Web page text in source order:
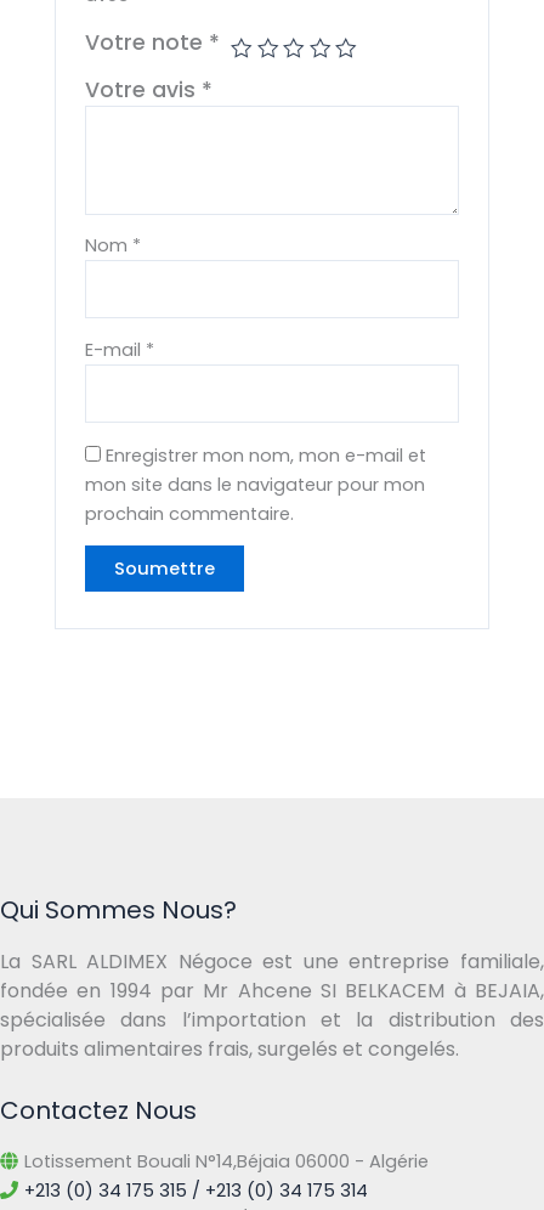
Votre note *
Votre avis *
Nom *
E-mail *
Enregistrer mon nom, mon e-mail et
mon site dans le navigateur pour mon
prochain commentaire.
Qui Sommes Nous?
La SARL ALDIMEX Négoce est une entreprise familiale,
fondée en 1994 par Mr Ahcene SI BELKACEM à BEJAIA,
spécialisée dans l’importation et la distribution des
produits alimentaires frais, surgelés et congelés.
Contactez Nous
Lotissement Bouali N°14,Béjaia 06000 - Algérie
+213 (0) 34 175 315 / +213 (0) 34 175 314